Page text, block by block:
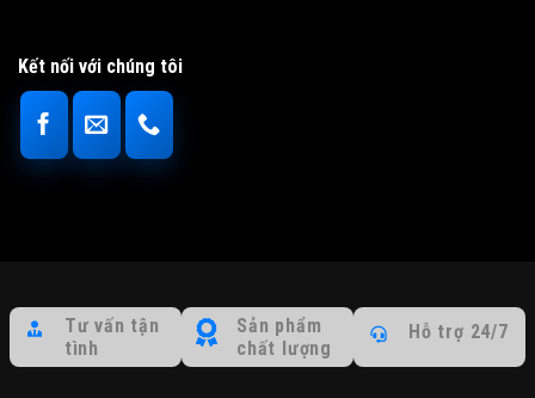
Kết nối với chúng tôi
Tư vấn tận
tình
Sản phẩm
chất lượng
Hỗ trợ 24/7